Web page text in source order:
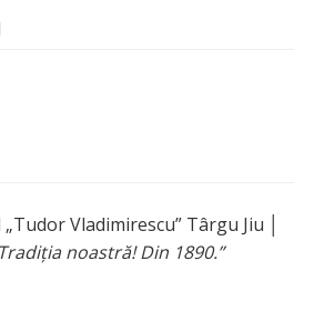
Vladimirescu” Târgu Jiu │
noastră! Din 1890.”